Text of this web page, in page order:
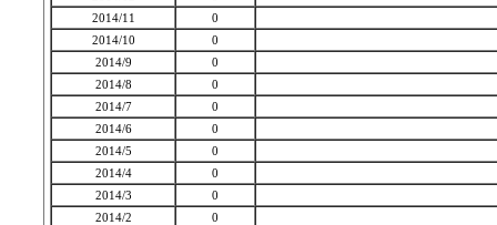
2014/11
0
2014/10
0
2014/9
0
2014/8
0
2014/7
0
2014/6
0
2014/5
0
2014/4
0
2014/3
0
2014/2
0